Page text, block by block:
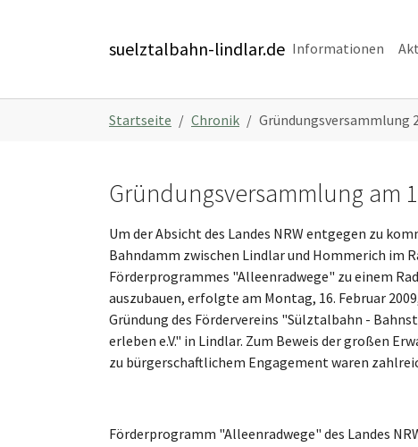
suelztalbahn-lindlar.de Informationen
Startseite Chronik Gründungsversammlung
Gründungsversammlung am
Um der Absicht des Landes NRW entgegen zu
Bahndamm zwischen Lindlar und Hommerich im
Förderprogrammes "Alleenradwege" zu einem
auszubauen, erfolgte am Montag, 16. Februar
Gründung des Fördervereins "Sülztalbahn -
erleben e.V." in Lindlar. Zum Beweis der großen
zu bürgerschaftlichem Engagement waren
Förderprogramm "Alleenradwege" des Landes